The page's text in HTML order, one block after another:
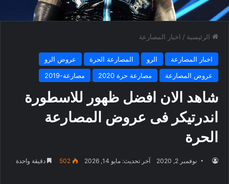
الرئيسية / اخبار المصارعة
اخبار المصارعة الرو المصارعة الحرة
عروض الرو
عروض المصارعة
مصارعة حرة 2020 مصارعة-2019
شاهد الان افضل ظهور للاسطورة
اندرتيكر فى عروض المصارعة
الحرة
نوفمبر 2, 2020 آخر تحديث: مايو 14, 2026 502 دقيقة واحدة